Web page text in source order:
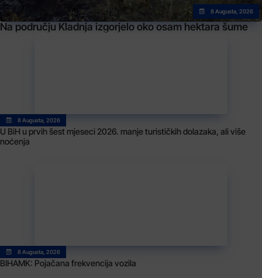
8 Augusta, 2026
Na području Kladnja izgorjelo oko osam hektara šume
8 Augusta, 2026
U BiH u prvih šest mjeseci 2026. manje turističkih dolazaka, ali više
noćenja
8 Augusta, 2026
BIHAMK: Pojačana frekvencija vozila